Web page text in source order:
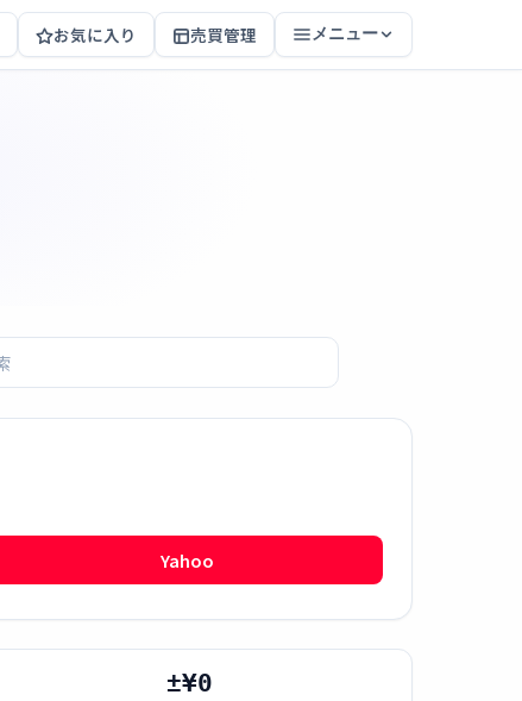
お気に入り 売買管理 メニュー
Yahoo
±¥0